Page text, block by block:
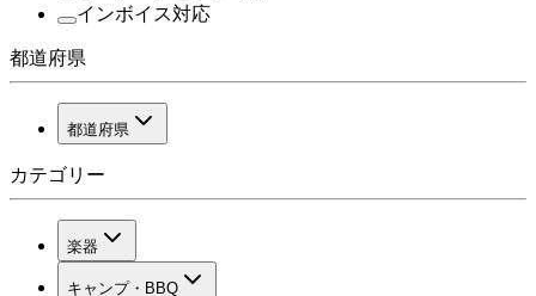
インボイス対応
都道府県
都道府県
カテゴリー
楽器
キャンプ・BBQ